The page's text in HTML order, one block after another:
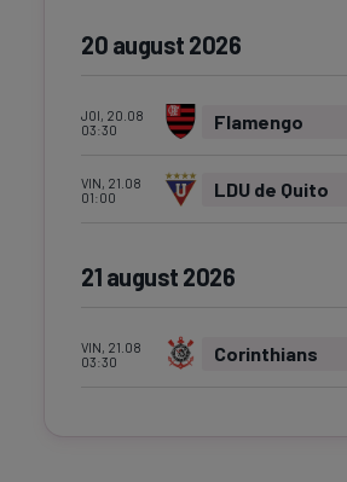
20 august 2026
JOI, 20.08
03:30
Flamengo
VIN, 21.08
01:00
LDU de Quito
21 august 2026
VIN, 21.08
03:30
Corinthians